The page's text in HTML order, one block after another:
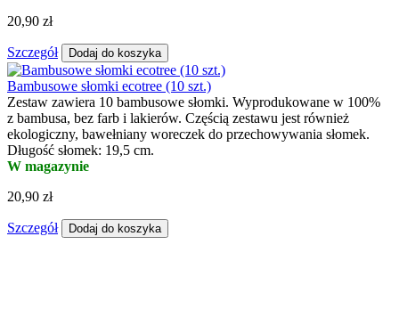
20,90 zł
Szczegół Dodaj do koszyka
Bambusowe słomki ecotree (10 szt.)
Zestaw zawiera 10 bambusowe słomki. Wyprodukowane w 100%
z bambusa, bez farb i lakierów. Częścią zestawu jest również
ekologiczny, bawełniany woreczek do przechowywania słomek.
Długość słomek: 19,5 cm.
W magazynie
20,90 zł
Szczegół Dodaj do koszyka